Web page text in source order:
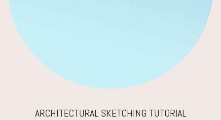
ARCHITECTURAL SKETCHING TUTORIAL